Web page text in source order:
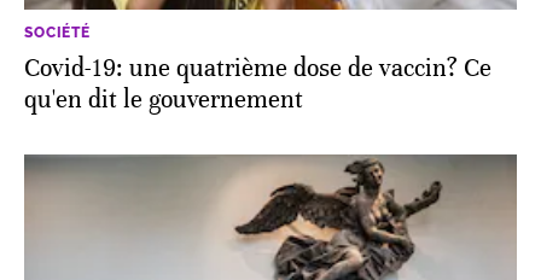
SOCIÉTÉ
Covid-19: une quatrième dose de vaccin? Ce
qu'en dit le gouvernement